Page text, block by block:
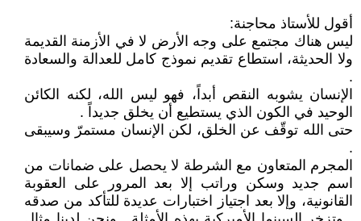
أقول للأستاذ محاجنة:
ليس هناك مجتمع على وجه الأرض لا في الأزمنة القديمة
ولا الحديثة، استطاع تقديم نموذج كامل للعدالة والسعادة
.
الإنسان يشوبه النقص أبداً، فهو ليس الله، لكنه الكائن
الوحيد في الكون الذي يستطيع أن يخلق جديداً .
حتى الله توقّف عن الخلق، لكن الإنسان مستمرّ وسيبقى
.
المجرم المتعاون مع الشرطة لا يحصل على ضمانات من
اسم جديد وسكن وراتب إلا بعد المرور على العقوبة
القانونية، وإلا بعد اجتياز اختبارات عديدة للتأكد من صدقه